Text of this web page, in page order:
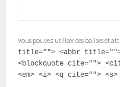
Vous pouvez utiliser ces balises et
title=""> <abbr title="">
<blockquote cite="">
<em> <i> <q cite="">